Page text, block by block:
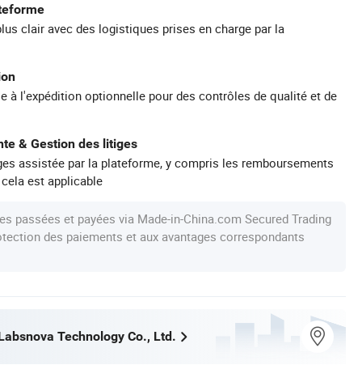
clair avec des logistiques prises en charge par la
à l'expédition optionnelle pour des contrôles de qualité et de
& Gestion des litiges
assistée par la plateforme, y compris les remboursements
est applicable
passées et payées via Made-in-China.com Secured Trading
des paiements et aux avantages correspondants
Technology Co., Ltd.